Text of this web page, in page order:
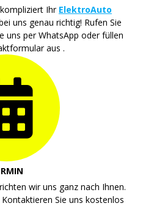
Ihr ElektroAuto
uns genau richtig! Rufen Sie
uns per WhatsApp oder füllen
aus .
wir uns ganz nach Ihnen.
Sie uns kostenlos